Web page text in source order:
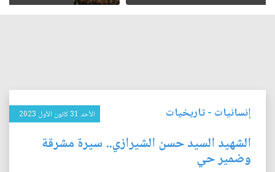
إنسانيات -تاريخيات الأحد 31 كانون الأول 2023
الشهيد السيد حسن الشيرازي.. سيرة مشرقة
وضمير حي